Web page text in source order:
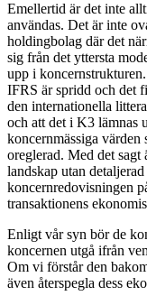
Emellertid är det inte
användas. Det är inte
holdingbolag där det
sig från det yttersta
upp i
IFRS är spridd och det
den internationella
och att det i K3 lämnas
koncernmässiga värden
oreglerad. Med det sagt
landskap utan
koncernredovisningen
transaktionens
Enligt vår syn bör de
koncernen utgå ifrån
Om vi förstår den
även återspegla dess